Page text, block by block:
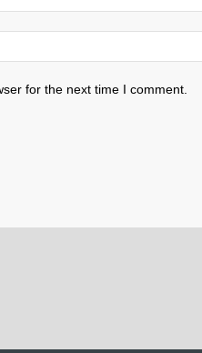
for the next time I comment.